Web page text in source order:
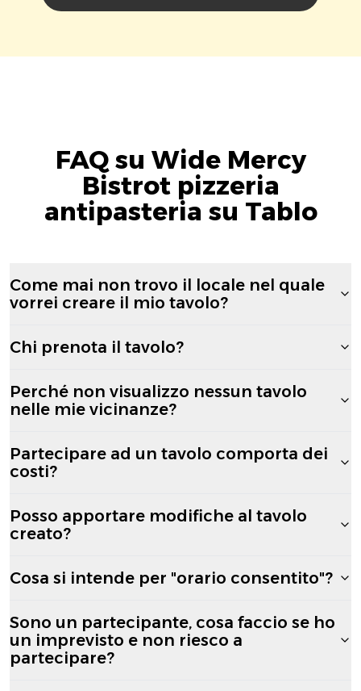
FAQ su Wide Mercy
Bistrot pizzeria
antipasteria su Tablo
Come mai non trovo il locale nel quale
vorrei creare il mio tavolo?
Chi prenota il tavolo?
Perché non visualizzo nessun tavolo
nelle mie vicinanze?
Partecipare ad un tavolo comporta dei
costi?
Posso apportare modifiche al tavolo
creato?
Cosa si intende per "orario consentito"?
Sono un partecipante, cosa faccio se ho
un imprevisto e non riesco a
partecipare?